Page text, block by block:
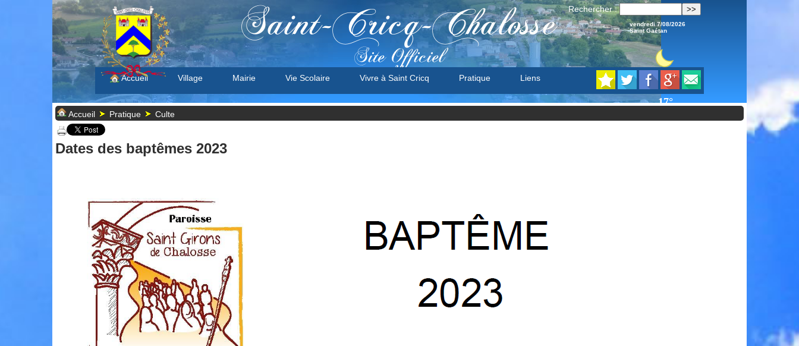
Saint-Cricq-Chalosse
Site Officiel
Rechercher :
vendredi 7/08/2026
Saint Gaétan
Accueil Village Mairie Vie Scolaire Vivre à Saint Cricq Pratique Liens
Accueil Pratique Culte
Dates des baptêmes 2023